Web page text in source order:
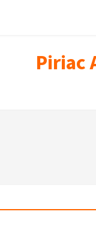
Piriac